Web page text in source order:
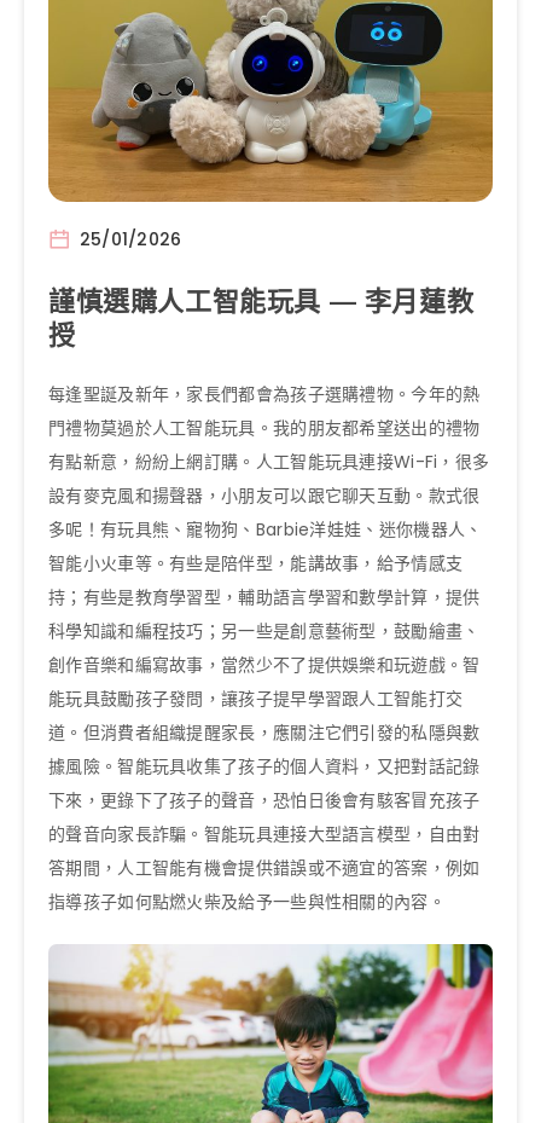
25/01/2026
謹慎選購人工智能玩具 — 李月蓮教
授
每逢聖誕及新年，家長們都會為孩子選購禮物。今年的熱
門禮物莫過於人工智能玩具。我的朋友都希望送出的禮物
有點新意，紛紛上網訂購。人工智能玩具連接Wi-Fi，很多
設有麥克風和揚聲器，小朋友可以跟它聊天互動。款式很
多呢！有玩具熊、寵物狗、Barbie洋娃娃、迷你機器人、
智能小火車等。有些是陪伴型，能講故事，給予情感支
持；有些是教育學習型，輔助語言學習和數學計算，提供
科學知識和編程技巧；另一些是創意藝術型，鼓勵繪畫、
創作音樂和編寫故事，當然少不了提供娛樂和玩遊戲。智
能玩具鼓勵孩子發問，讓孩子提早學習跟人工智能打交
道。但消費者組織提醒家長，應關注它們引發的私隱與數
據風險。智能玩具收集了孩子的個人資料，又把對話記錄
下來，更錄下了孩子的聲音，恐怕日後會有駭客冒充孩子
的聲音向家長詐騙。智能玩具連接大型語言模型，自由對
答期間，人工智能有機會提供錯誤或不適宜的答案，例如
指導孩子如何點燃火柴及給予一些與性相關的內容。